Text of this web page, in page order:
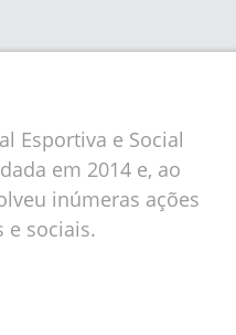
Esportiva e Social
em 2014 e, ao
inúmeras ações
e sociais.